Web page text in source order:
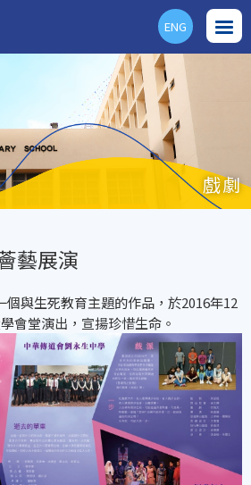
ENG
戲劇
藝展演
個與生死教育主題的作品，於2016年12
會堂演出，宣揚珍惜生命。